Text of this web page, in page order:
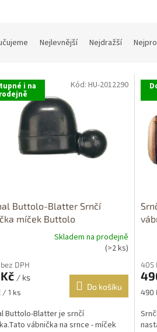
Nejlevnější Nejdražší
i na
Buttolo-Blatter Srnčí
míček Buttolo
Skladem na prodejně
(>2 ks)
DPH
/ ks
/ 1 ks
Do košíku
Buttolo-Blatter je srnčí
vábnička na srnce - míček
Kód: HU-2012290
je
3,6
5
405
490